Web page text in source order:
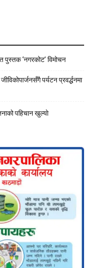
पुस्तक ‘नगरकोट’ विमोचन
पर्यटन प्रवर्द्धनमा
पहिचान खुल्याे